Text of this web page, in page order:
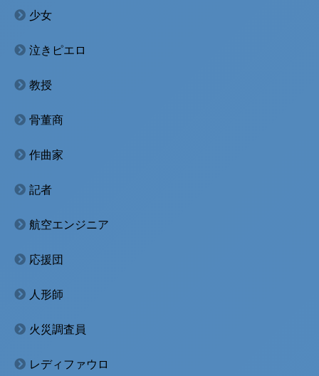
少女
泣きピエロ
教授
骨董商
作曲家
記者
航空エンジニア
応援団
人形師
火災調査員
レディファウロ